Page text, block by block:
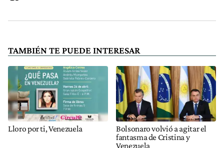
TAMBIÉN TE PUEDE INTERESAR
Lloro por ti, Venezuela
Bolsonaro volvió a agitar el
fantasma de Cristina y
Venezuela